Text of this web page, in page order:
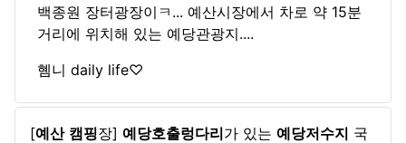
백종원 장터광장이ㅋ... 예산시장에서 차로 약 15분
거리에 위치해 있는 예당관광지....
혬니 daily life♡
[예산 캠핑장] 예당호출렁다리가 있는 예당저수지 국